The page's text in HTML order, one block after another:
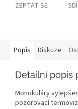
ZEPTAT SE
Popis Diskuze
Detailní popis
Monokuláry
pozorovací